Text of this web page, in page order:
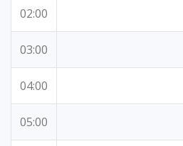
02:00
03:00
04:00
05:00